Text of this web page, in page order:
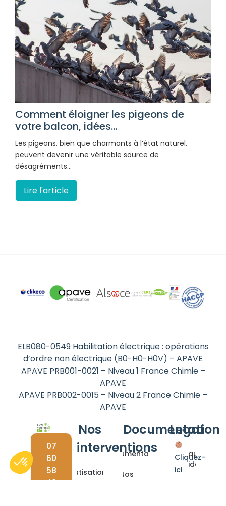
Comment éloigner les pigeons de
votre balcon, idées...
Les pigeons, bien que charmants à l’état naturel,
peuvent devenir une véritable source de
désagréments…
Lire l'article
ELB080-0549 Habilitation électrique : opérations
d’ordre non électrique (B0-H0-H0V) – APAVE
APAVE PRB001-0021 – Niveau 1 France Chimie –
APAVE
APAVE PRB002-0015 – Niveau 2 France Chimie –
APAVE
07
60
58
48
Nos
interventions
Dératisation
Documentation
Documentations
Nos
Legal
Politique de
confidentialité
Cliquez-
ici